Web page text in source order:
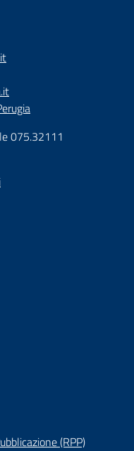
075.32111
(RPP)